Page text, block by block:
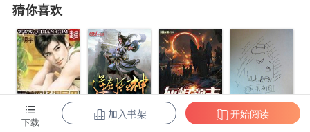
猜你喜欢
带着农场混异
逆剑狂神
灰烬领主
阴影帝国
下载
加入书架 开始阅读